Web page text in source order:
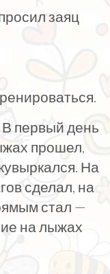
заяц
В первый день
прошел,
На
сделал, на
стал —
на лыжах